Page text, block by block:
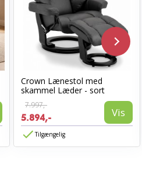
Crown Lænestol med
skammel Læder - sort
7.997,-
5.894,- Vis
Tilgængelig